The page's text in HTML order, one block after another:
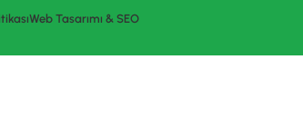
Web Tasarımı & SEO